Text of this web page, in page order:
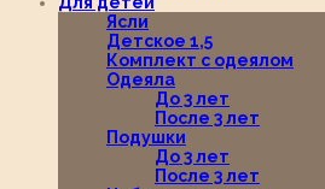
Ясли
Детское 1,5
Комплект с одеялом
Одеяла
До 3 лет
После 3 лет
Подушки
До 3 лет
После 3 лет